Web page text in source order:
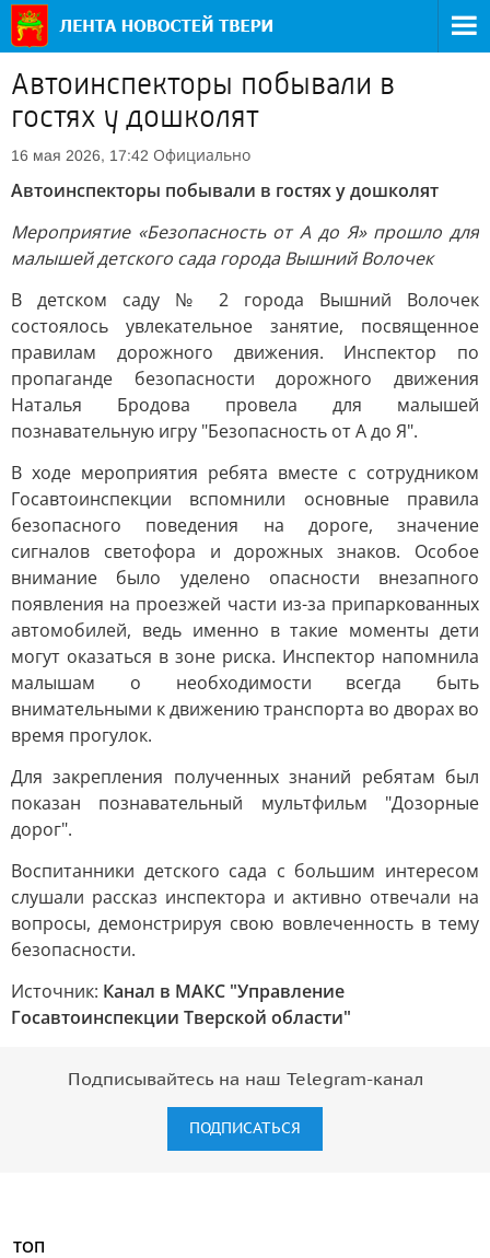
Автоинспекторы побывали в
гостях у дошколят
16 мая 2026, 17:42 Официально
Автоинспекторы побывали в гостях у дошколят
Мероприятие «Безопасность от А до Я» прошло для
малышей детского сада города Вышний Волочек
В детском саду № 2 города Вышний Волочек
состоялось увлекательное занятие, посвященное
правилам дорожного движения. Инспектор по
пропаганде безопасности дорожного движения
Наталья Бродова провела для малышей
познавательную игру "Безопасность от А до Я".
В ходе мероприятия ребята вместе с сотрудником
Госавтоинспекции вспомнили основные правила
безопасного поведения на дороге, значение
сигналов светофора и дорожных знаков. Особое
внимание было уделено опасности внезапного
появления на проезжей части из-за припаркованных
автомобилей, ведь именно в такие моменты дети
могут оказаться в зоне риска. Инспектор напомнила
малышам о необходимости всегда быть
внимательными к движению транспорта во дворах во
время прогулок.
Для закрепления полученных знаний ребятам был
показан познавательный мультфильм "Дозорные
дорог".
Воспитанники детского сада с большим интересом
слушали рассказ инспектора и активно отвечали на
вопросы, демонстрируя свою вовлеченность в тему
безопасности.
Источник: Канал в МАКС "Управление
Госавтоинспекции Тверской области"
Подписывайтесь на наш Telegram-канал
ПОДПИСАТЬСЯ
ТОП